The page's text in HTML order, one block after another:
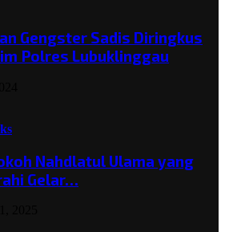
Gengster Sadis Diringkus
Polres Lubuklinggau
Nahdlatul Ulama yang
Gelar…